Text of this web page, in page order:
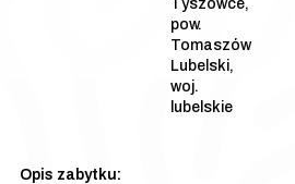
Tyszowce,
pow.
Tomaszów
Lubelski,
woj.
lubelskie